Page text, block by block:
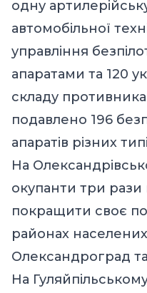
одну
автомобільної
управління
апаратами та 120
складу
подавлено 196
апаратів різних
На
окупанти три рази
покращити своє
районах населених
Олександроград
На